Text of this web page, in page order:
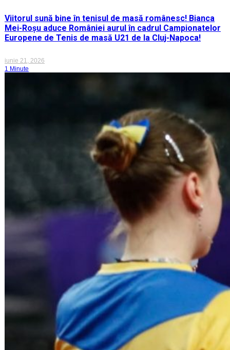
Viitorul sună bine în tenisul de masă românesc! Bianca
Mei-Roșu aduce României aurul în cadrul Campionatelor
Europene de Tenis de masă U21 de la Cluj-Napoca!
iunie 21, 2026
1 Minute